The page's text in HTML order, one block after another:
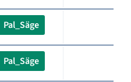
Pal_Säge
Pal_Säge